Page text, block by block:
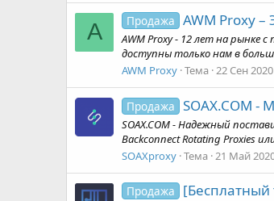
A Продажа AWM Proxy –
AWM Proxy - 12 лет на рынке
доступны только нам в
AWM Proxy Тема 22 Сен 2020
Продажа SOAX.COM -
SOAX.COM - Надежный
Backconnect Rotating Proxies
SOAXproxy Тема 21 Май
Продажа